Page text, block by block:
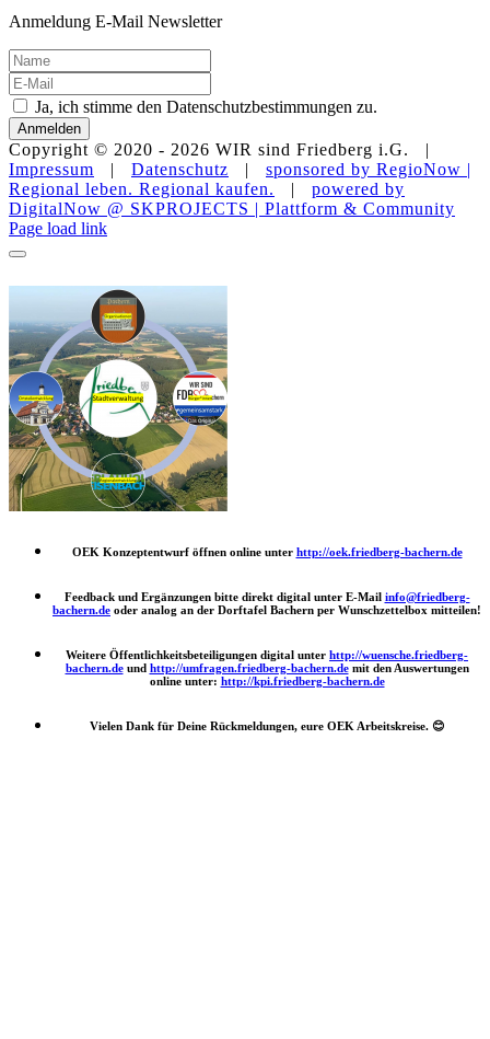
Anmeldung E-Mail Newsletter
Ja, ich stimme den Datenschutzbestimmungen zu.
Anmelden
Copyright © 2020 - 2026 WIR sind Friedberg i.G. |
Impressum | Datenschutz | sponsored by RegioNow |
Regional leben. Regional kaufen.
| powered by
DigitalNow @ SKPROJECTS | Plattform & Community
E-
Mail
WhatsApp
Facebook
Instagram
YouTube
Page load link
OEK Konzeptentwurf öffnen online unter http://oek.friedberg-bachern.de
Feedback und Ergänzungen bitte direkt digital unter E-Mail info@friedberg-
bachern.de oder analog an der Dorftafel Bachern per Wunschzettelbox mitteilen!
Weitere Öffentlichkeitsbeteiligungen digital unter http://wuensche.friedberg-
bachern.deund http://umfragen.friedberg-bachern.de mit den Auswertungen
online unter: http://kpi.friedberg-bachern.de
Vielen Dank für Deine Rückmeldungen, eure OEK Arbeitskreise. 😊